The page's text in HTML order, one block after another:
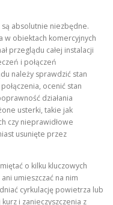
absolutnie niezbędne.
w obiektach komercyjnych
przeglądu całej instalacji
i połączeń
należy sprawdzić stan
ocenić stan
działania
usterki, takie jak
czy nieprawidłowe
usunięte przez
o kilku kluczowych
umieszczać na nim
cyrkulację powietrza lub
i zanieczyszczenia z